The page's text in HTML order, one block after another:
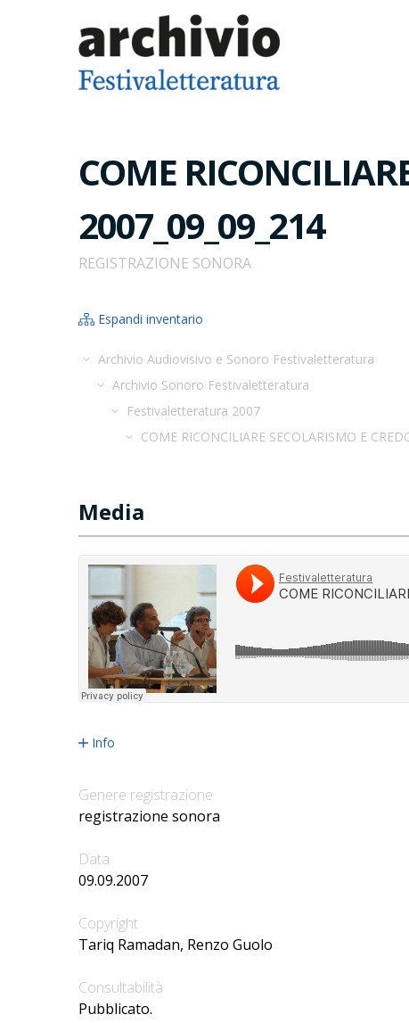
COME
2007_09_09_214
REGISTRAZIONE SONORA
Espandi inventario
Archivio Audiovisivo e Sonoro Festivaletteratura
Archivio Sonoro Festivaletteratura
Festivaletteratura 2007
COME RICONCILIARE SECOLARISMO E
Media
Info
Genere registrazione
registrazione sonora
Data
09.09.2007
Copyright
Tariq Ramadan, Renzo Guolo
Consultabilità
Pubblicato.